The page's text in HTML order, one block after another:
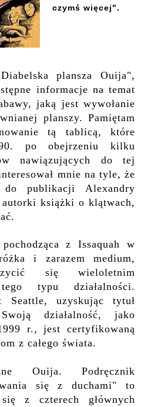
czymś więcej".
plansza Ouija",
informacje na temat
jaką jest wywołanie
planszy. Pamiętam
tą tablicą, które
po obejrzeniu kilku
nawiązujących do tej
mnie na tyle, że
do publikacji Alexandry
książki o klątwach,
z Issaquah w
i zarazem medium,
się wieloletnim
typu działalności.
Seattle, uzyskując tytuł
działalność, jako
r., jest certyfikowaną
z całego świata.
Ouija. Podręcznik
się z duchami" to
z czterech głównych